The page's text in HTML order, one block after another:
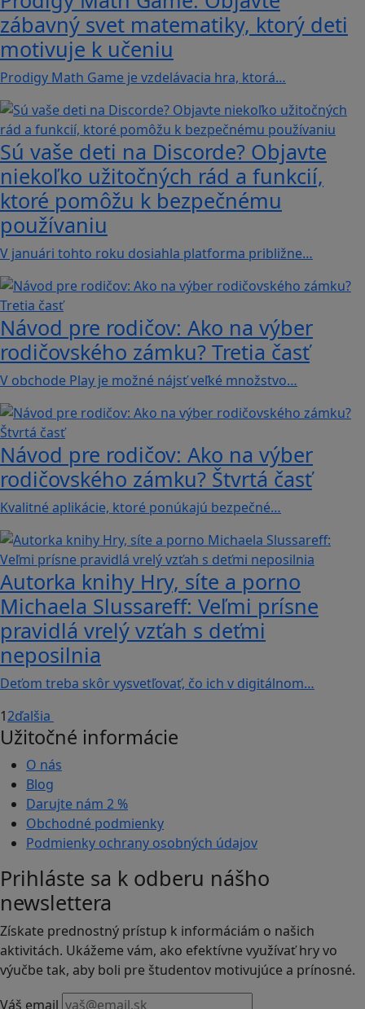
zábavný svet matematiky, ktorý deti
motivuje k učeniu
Prodigy Math Game je vzdelávacia hra, ktorá…
Sú vaše deti na Discorde? Objavte
niekoľko užitočných rád a funkcií,
ktoré pomôžu k bezpečnému
používaniu
V januári tohto roku dosiahla platforma približne…
Návod pre rodičov: Ako na výber
rodičovského zámku? Tretia časť
V obchode Play je možné nájsť veľké množstvo…
Návod pre rodičov: Ako na výber
rodičovského zámku? Štvrtá časť
Kvalitné aplikácie, ktoré ponúkajú bezpečné…
Autorka knihy Hry, síte a porno
Michaela Slussareff: Veľmi prísne
pravidlá vrelý vzťah s deťmi
neposilnia
Deťom treba skôr vysvetľovať, čo ich v digitálnom…
12ďalšia
Užitočné informácie
O nás
Blog
Darujte nám 2 %
Obchodné podmienky
Podmienky ochrany osobných údajov
Prihláste sa k odberu nášho
newslettera
Získate prednostný prístup k informáciám o našich
aktivitách. Ukážeme vám, ako efektívne využívať hry vo
výučbe tak, aby boli pre študentov motivujúce a prínosné.
Váš email